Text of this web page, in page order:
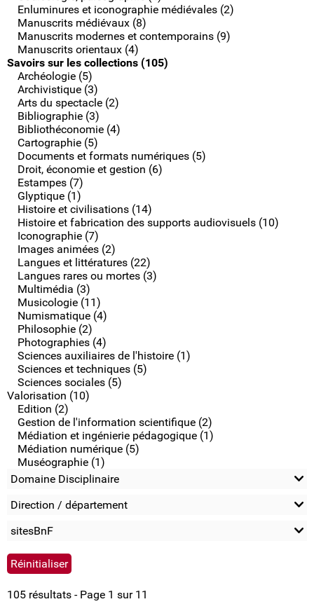
Enluminures et iconographie médiévales (2)
Manuscrits médiévaux (8)
Manuscrits modernes et contemporains (9)
Manuscrits orientaux (4)
Savoirs sur les collections (105)
Archéologie (5)
Archivistique (3)
Arts du spectacle (2)
Bibliographie (3)
Bibliothéconomie (4)
Cartographie (5)
Documents et formats numériques (5)
Droit, économie et gestion (6)
Estampes (7)
Glyptique (1)
Histoire et civilisations (14)
Histoire et fabrication des supports audiovisuels (10)
Iconographie (7)
Images animées (2)
Langues et littératures (22)
Langues rares ou mortes (3)
Multimédia (3)
Musicologie (11)
Numismatique (4)
Philosophie (2)
Photographies (4)
Sciences auxiliaires de l'histoire (1)
Sciences et techniques (5)
Sciences sociales (5)
Valorisation (10)
Edition (2)
Gestion de l'information scientifique (2)
Médiation et ingénierie pédagogique (1)
Médiation numérique (5)
Muséographie (1)
Domaine Disciplinaire
Direction / département
sitesBnF
105 résultats - Page 1 sur 11